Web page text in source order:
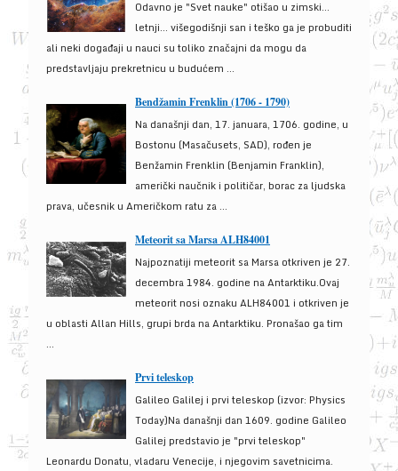
Odavno je "Svet nauke" otišao u zimski...
letnji... višegodišnji san i teško ga je probuditi
ali neki događaji u nauci su toliko značajni da mogu da
predstavljaju prekretnicu u budućem ...
Bendžamin Frenklin (1706 - 1790)
Na današnji dan, 17. januara, 1706. godine, u
Bostonu (Masačusets, SAD), rođen je
Benžamin Frenklin (Benjamin Franklin),
američki naučnik i političar, borac za ljudska
prava, učesnik u Američkom ratu za ...
Meteorit sa Marsa ALH84001
Najpoznatiji meteorit sa Marsa otkriven je 27.
decembra 1984. godine na Antarktiku.Ovaj
meteorit nosi oznaku ALH84001 i otkriven je
u oblasti Allan Hills, grupi brda na Antarktiku. Pronašao ga tim
...
Prvi teleskop
Galileo Galilej i prvi teleskop (izvor: Physics
Today)Na današnji dan 1609. godine Galileo
Galilej predstavio je "prvi teleskop"
Leonardu Donatu, vladaru Venecije, i njegovim savetnicima.